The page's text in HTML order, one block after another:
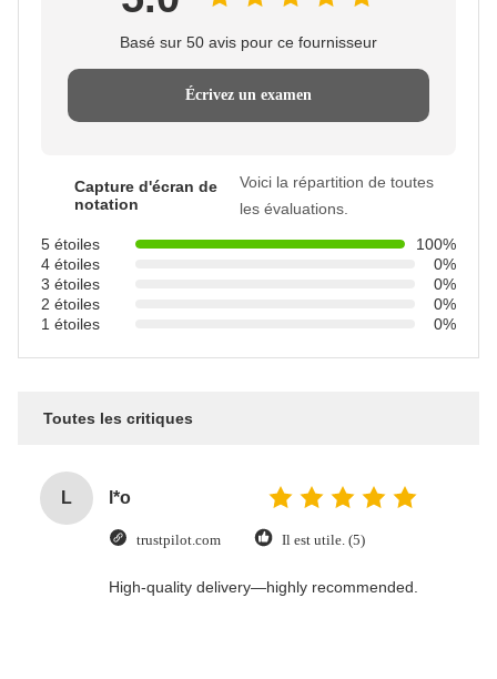
Basé sur 50 avis pour ce fournisseur
Écrivez un examen
Capture d'écran de
notation
Voici la répartition de toutes
les évaluations.
5 étoiles
100%
4 étoiles
0%
3 étoiles
0%
2 étoiles
0%
1 étoiles
0%
Toutes les critiques
L l*o
trustpilot.com Il est utile. (5)
High-quality delivery—highly recommended.